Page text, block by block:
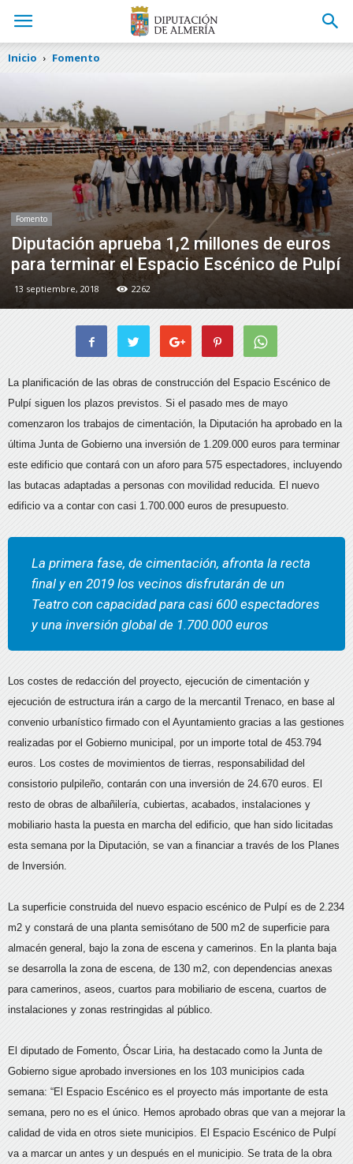
Inicio Fomento
Fomento
Diputación aprueba 1,2 millones de euros
para terminar el Espacio Escénico de Pulpí
13 septiembre, 2018 2262
La planificación de las obras de construcción del Espacio Escénico de
Pulpí siguen los plazos previstos. Si el pasado mes de mayo
comenzaron los trabajos de cimentación, la Diputación ha aprobado en la
última Junta de Gobierno una inversión de 1.209.000 euros para terminar
este edificio que contará con un aforo para 575 espectadores, incluyendo
las butacas adaptadas a personas con movilidad reducida. El nuevo
edificio va a contar con casi 1.700.000 euros de presupuesto.
La primera fase, de cimentación, afronta la recta
final y en 2019 los vecinos disfrutarán de un
Teatro con capacidad para casi 600 espectadores
y una inversión global de 1.700.000 euros
Los costes de redacción del proyecto, ejecución de cimentación y
ejecución de estructura irán a cargo de la mercantil Trenaco, en base al
convenio urbanístico firmado con el Ayuntamiento gracias a las gestiones
realizadas por el Gobierno municipal, por un importe total de 453.794
euros. Los costes de movimientos de tierras, responsabilidad del
consistorio pulpileño, contarán con una inversión de 24.670 euros. El
resto de obras de albañilería, cubiertas, acabados, instalaciones y
mobiliario hasta la puesta en marcha del edificio, que han sido licitadas
esta semana por la Diputación, se van a financiar a través de los Planes
de Inversión.
La superficie construida del nuevo espacio escénico de Pulpí es de 2.234
m2 y constará de una planta semisótano de 500 m2 de superficie para
almacén general, bajo la zona de escena y camerinos. En la planta baja
se desarrolla la zona de escena, de 130 m2, con dependencias anexas
para camerinos, aseos, cuartos para mobiliario de escena, cuartos de
instalaciones y zonas restringidas al público.
El diputado de Fomento, Óscar Liria, ha destacado como la Junta de
Gobierno sigue aprobado inversiones en los 103 municipios cada
semana: “El Espacio Escénico es el proyecto más importante de esta
semana, pero no es el único. Hemos aprobado obras que van a mejorar la
calidad de vida en otros siete municipios. El Espacio Escénico de Pulpí
va a marcar un antes y un después en el municipio. Se trata de la obra